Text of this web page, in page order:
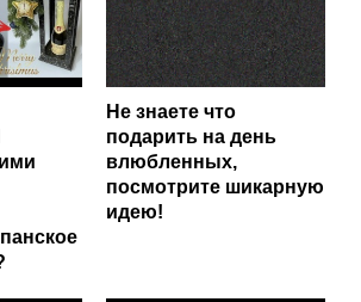
Не знаете что
подарить на день
влюбленных,
посмотрите шикарную
идею!